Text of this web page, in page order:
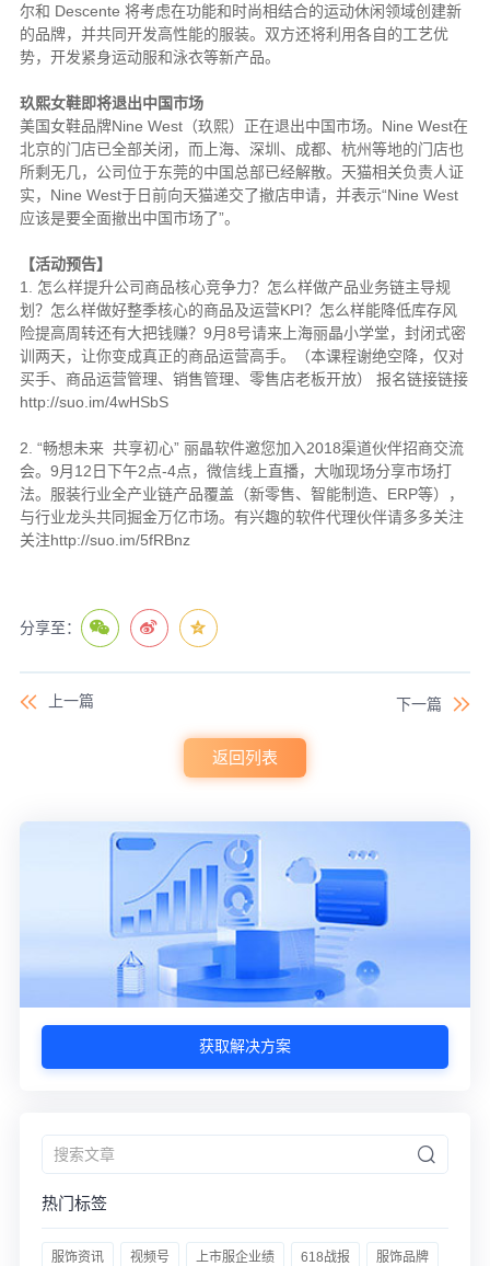
尔和 Descente 将考虑在功能和时尚相结合的运动休闲领域创建新
的品牌，并共同开发高性能的服装。双方还将利用各自的工艺优
势，开发紧身运动服和泳衣等新产品。
玖熙女鞋即将退出中国市场
美国女鞋品牌Nine West（玖熙）正在退出中国市场。Nine West在
北京的门店已全部关闭，而上海、深圳、成都、杭州等地的门店也
所剩无几，公司位于东莞的中国总部已经解散。天猫相关负责人证
实，Nine West于日前向天猫递交了撤店申请，并表示“Nine West
应该是要全面撤出中国市场了”。
【活动预告】
1. 怎么样提升公司商品核心竞争力？怎么样做产品业务链主导规
划？怎么样做好整季核心的商品及运营KPI？怎么样能降低库存风
险提高周转还有大把钱赚？9月8号请来上海丽晶小学堂，封闭式密
训两天，让你变成真正的商品运营高手。（本课程谢绝空降，仅对
买手、商品运营管理、销售管理、零售店老板开放） 报名链接链接
http://suo.im/4wHSbS
2. “畅想未来 共享初心” 丽晶软件邀您加入2018渠道伙伴招商交流
会。9月12日下午2点-4点，微信线上直播，大咖现场分享市场打
法。服装行业全产业链产品覆盖（新零售、智能制造、ERP等），
与行业龙头共同掘金万亿市场。有兴趣的软件代理伙伴请多多关注
关注http://suo.im/5fRBnz
分享至：
上一篇 下一篇
返回列表
获取解决方案
热门标签
服饰资讯 视频号 上市服企业绩 618战报 服饰品牌